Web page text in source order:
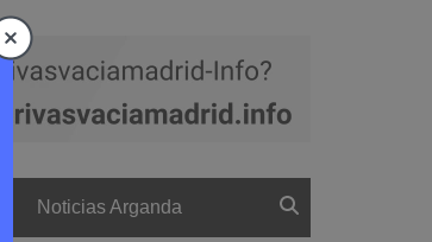
Noticias Arganda